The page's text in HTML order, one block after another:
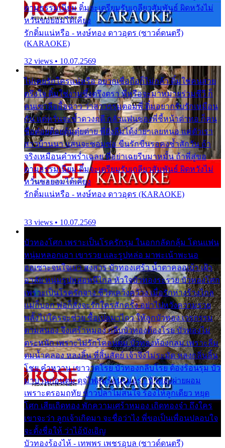
ตามธรรมเนียม ติ๋มจะเตรียมรับเกลียวสัมพันธ์ ผิดหวังไม่
หวั่นขอยอมได้เคียง
รักติ๋มแน่หรือ - หงษ์ทอง ดาวอุดร (ซาวด์ดนตรี)
(KARAOKE)
32 views • 10.07.2569
ไม่เคยรักใครแน่หรือ อยากเชื่อถือก็ไม่กล้า ติ๋มใช่คนสวย
ตรึงใจ ติ๋มใช่งามซึ้งตรึงตรา พี่หรือจะมาหมายร่วมชีวี ก็
คนเขาลืออื้อฉาว ว่าสาวๆรุมตอมพี่ ติ๋มอยากรับรักเหมือน
กัน แต่หวั่นจะช้ำดวงฤดี กลัวแฟนของพี่ชี้หน้าด่าทอ ก็คน
ชื่อต๋อยต้อยตุ้มตุ๋ยต่าย พี่ยังลืมได้ง่ายๆเลยหนอ แค่ตัวเรา
สาวบ้านนา แสนจะซอมซ่อ ขืนรักขืนรอคงช้ำสักวัน ถ้า
จริงเหมือนคำพร่ำเฉลย พี่อย่าเฉยรีบมาหมั้น ถ้าพี่สู่ขอ
ตามธรรมเนียม ติ๋มจะเตรียมรับเกลียวสัมพันธ์ ผิดหวังไม่
หวั่นขอยอมได้เคียง
รักติ๋มแน่หรือ - หงษ์ทอง ดาวอุดร (KARAOKE)
33 views • 10.07.2569
บัวทองโศก เพราะเป็นโรครักรุม ในอกกลัดกลุ้ม โดนแฟน
หนุ่มหลอกเอา เขารวย และรูปหล่อ มาพะเน้าพะนอ
ออเซาะจนใจเบา สงสาร บัวทองเศร้า น้ำตาคลอเบ้า เฝ้า
อาลัย หนุ่มรูปหล่อหนีไกล หัวใจบัวทองระรวย บัวทองโศก
เพราะเป็นโรครักจาง ชีวิตเคว้งคว้าง เมื่อรักห่างร้างไกล
แม่ก็บอก พ่อก็สั่งจะรักใครสักครั้ง อย่าไปหวังความรวย
พลั้งไปใครจะช่วย ซื้อเปลมาไกว ให้ลูกบัวทอง เวรกรรม
ตามสนอง จึงเศร้าหมอง กลีบบัวทองต้องโรย บัวทองไม่
ตระหนัก เพราะไม่รักโคลนตม บัวทองท้องกลม เพราะลืม
ตมน้ำคลอง หลงลิ้น ที่สิ้นสัตย์ เจ้าจึงไม่ระมัด หลงกลิ่นลิ้น
โชย คำหวาน เขาวาดโรย บัวทองกลีบโรย ต้องร้อนรุม บัว
มาบานก่อนตูม ดุจไฟสุมร้อนรุมอุรา บัวทองผ่ายผอม
เพราะตรอมฤทัย ข้าวปลาไม่สนใจ ร้องไห้ลูกเดียว หยุด
โศก เสียเถิดทอง พักความเศร้าหมอง เถิดทองจ๋า ถึงใคร
เขาจะว่า ลูกเจ้าเกิดมา จะชื่อว่าไง พี่ขอเป็นเพื่อนปลอบใจ
จะตั้งชื่อให้ ว่าไอ้บังเอิญ
บัวทองร้องไห้ - เทพพร เพชรอุบล (ซาวด์ดนตรี)